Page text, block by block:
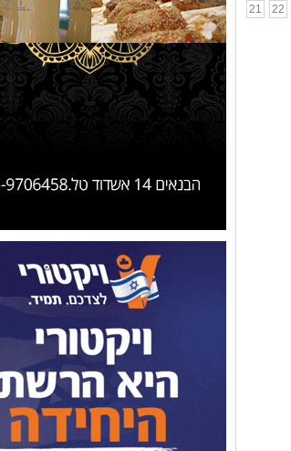
21
22